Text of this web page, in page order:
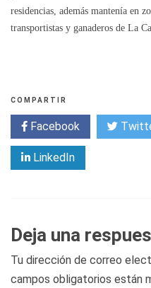
residencias, además mantenía en
transportistas y ganaderos de La
COMPARTIR
Facebook
LinkedIn
Deja una
Tu dirección de correo
campos obligatorios están